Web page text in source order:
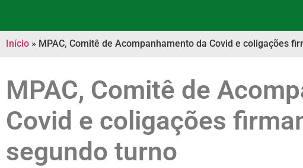
Início » MPAC, Comitê de Acompanhamento da Covid e coligações
MPAC, Comitê de
Covid e coligações
segundo turno